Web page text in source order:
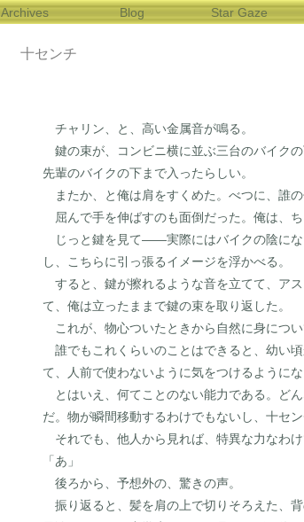
Archives Blog Star Gaze
十センチ
チャリン、と、高い金属音が鳴る。
鍵の束が、コンビニ横に並ぶ三台のバイク
先輩のバイクの下まで入ったらしい。
またか、と俺は肩をすくめた。べつに、誰の
屈んで手を伸ばすのも面倒だった。俺は、
じっと鍵を見て――実際にはバイクの陰にな
し、こちらに引っ張るイメージを浮かべる。
すると、鍵が擦れるような音を立てて、ア
て、俺は立ったままで鍵の束を取り返した。
これが、物心ついたときから自然に身につい
誰でもこれくらいのことはできると、幼い
て、人前で使わないように気をつけるようにな
とはいえ、何てことのない能力である。ど
だ。物が瞬間移動するわけでもないし、十セ
それでも、他人から見れば、特異な力なわけ
「あ」
後ろから、予想外の、驚きの声。
振り返ると、髪を肩の上で切りそろえた、